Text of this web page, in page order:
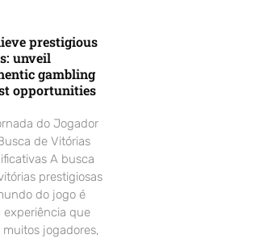
prestigious
unveil
gambling
opportunities
do Jogador
de Vitórias
A busca
prestigiosas
do jogo é
experiência que
muitos jogadores,